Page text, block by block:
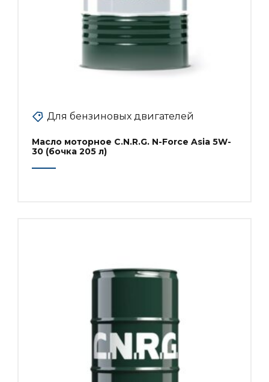
Для бензиновых двигателей
Масло моторное C.N.R.G. N-Force Asia 5W-
30 (бочка 205 л)